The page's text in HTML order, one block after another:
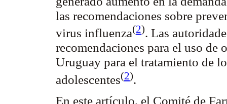
las recomendaciones sobre
virus influenza(2). Las
recomendaciones para el uso de
Uruguay para el tratamiento de
adolescentes(2).
En este artículo, el Comité de